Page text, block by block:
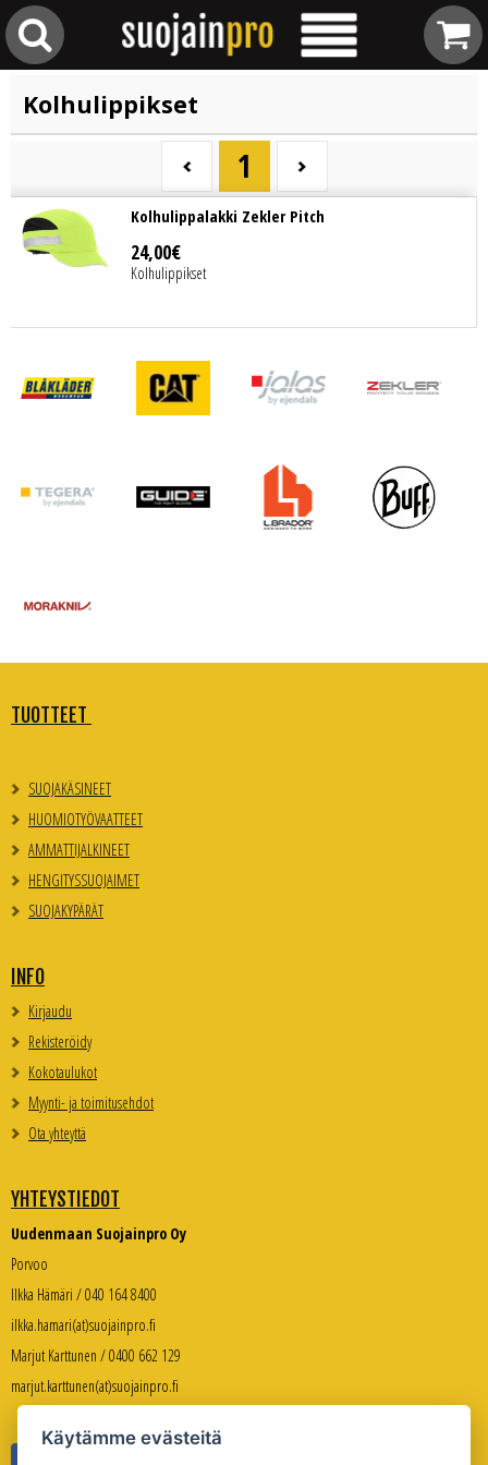
Kolhulippikset
1
Kolhulippalakki Zekler Pitch
24,00€
Kolhulippikset
TUOTTEET
SUOJAKÄSINEET
HUOMIOTYÖVAATTEET
AMMATTIJALKINEET
HENGITYSSUOJAIMET
SUOJAKYPÄRÄT
INFO
Kirjaudu
Rekisteröidy
Kokotaulukot
Myynti- ja toimitusehdot
Ota yhteyttä
YHTEYSTIEDOT
Uudenmaan Suojainpro Oy
Porvoo
Ilkka Hämäri / 040 164 8400
ilkka.hamari(at)suojainpro.fi
Marjut Karttunen / 0400 662 129
marjut.karttunen(at)suojainpro.fi
Käytämme evästeitä